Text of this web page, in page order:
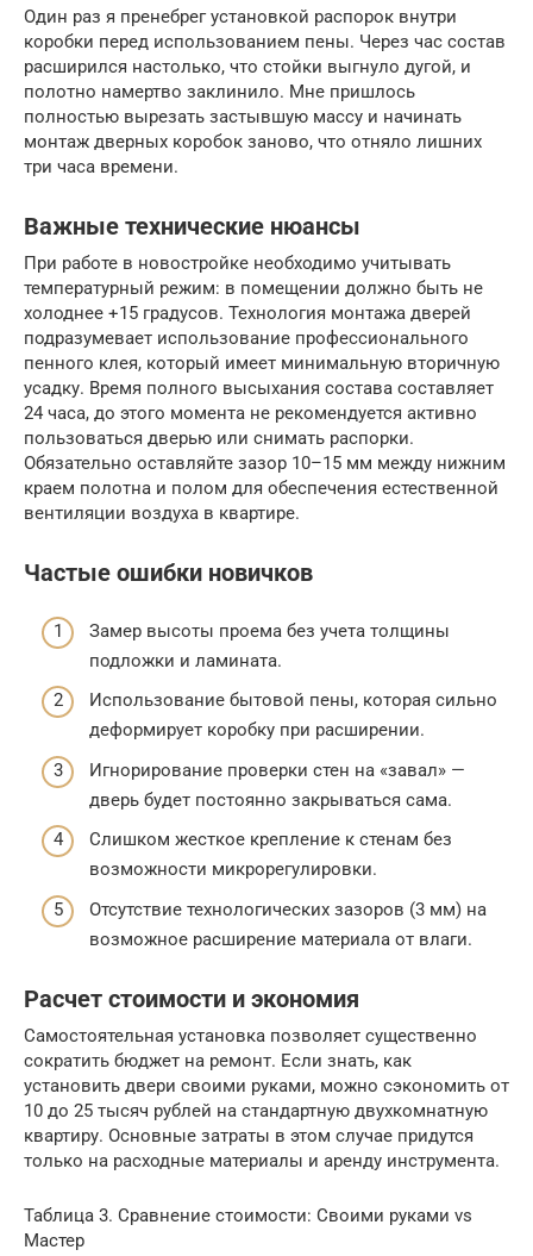
Один раз я пренебрег установкой распорок внутри
коробки перед использованием пены. Через час состав
расширился настолько, что стойки выгнуло дугой, и
полотно намертво заклинило. Мне пришлось
полностью вырезать застывшую массу и начинать
монтаж дверных коробок заново, что отняло лишних
три часа времени.
Важные технические нюансы
При работе в новостройке необходимо учитывать
температурный режим: в помещении должно быть не
холоднее +15 градусов. Технология монтажа дверей
подразумевает использование профессионального
пенного клея, который имеет минимальную вторичную
усадку. Время полного высыхания состава составляет
24 часа, до этого момента не рекомендуется активно
пользоваться дверью или снимать распорки.
Обязательно оставляйте зазор 10–15 мм между нижним
краем полотна и полом для обеспечения естественной
вентиляции воздуха в квартире.
Частые ошибки новичков
Замер высоты проема без учета толщины
подложки и ламината.
Использование бытовой пены, которая сильно
деформирует коробку при расширении.
Игнорирование проверки стен на «завал» —
дверь будет постоянно закрываться сама.
Слишком жесткое крепление к стенам без
возможности микрорегулировки.
Отсутствие технологических зазоров (3 мм) на
возможное расширение материала от влаги.
Расчет стоимости и экономия
Самостоятельная установка позволяет существенно
сократить бюджет на ремонт. Если знать, как
установить двери своими руками, можно сэкономить от
10 до 25 тысяч рублей на стандартную двухкомнатную
квартиру. Основные затраты в этом случае придутся
только на расходные материалы и аренду инструмента.
Таблица 3. Сравнение стоимости: Своими руками vs
Мастер